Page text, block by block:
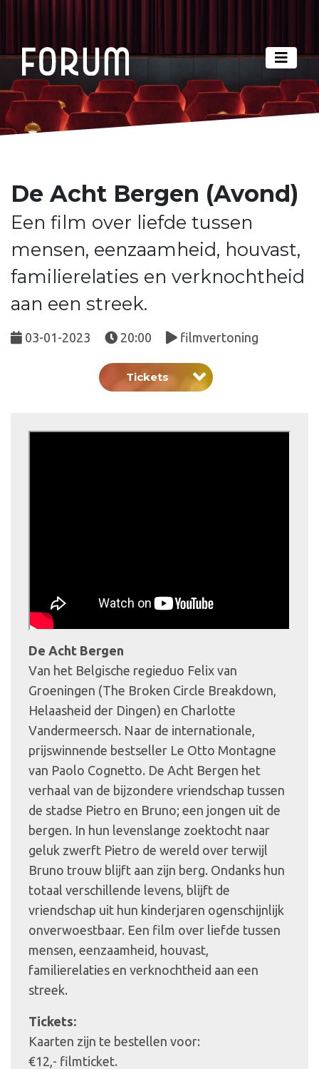
De Acht Bergen (Avond)
Een film over liefde tussen
mensen, eenzaamheid, houvast,
familierelaties en verknochtheid
aan een streek.
03-01-2023 20:00 filmvertoning
Tickets
De Acht Bergen
Van het Belgische regieduo Felix van
Groeningen (The Broken Circle Breakdown,
Helaasheid der Dingen) en Charlotte
Vandermeersch. Naar de internationale,
prijswinnende bestseller Le Otto Montagne
van Paolo Cognetto. De Acht Bergen het
verhaal van de bijzondere vriendschap tussen
de stadse Pietro en Bruno; een jongen uit de
bergen. In hun levenslange zoektocht naar
geluk zwerft Pietro de wereld over terwijl
Bruno trouw blijft aan zijn berg. Ondanks hun
totaal verschillende levens, blijft de
vriendschap uit hun kinderjaren ogenschijnlijk
onverwoestbaar. Een film over liefde tussen
mensen, eenzaamheid, houvast,
familierelaties en verknochtheid aan een
streek.
Tickets:
Kaarten zijn te bestellen voor:
€12,- filmticket.